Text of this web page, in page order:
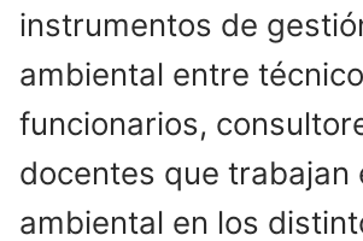
instrumentos de
ambiental entre
funcionarios,
docentes que trabajan
ambiental en los